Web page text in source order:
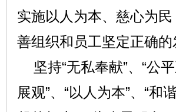
实施以人为本、慈心为
善组织和员工坚定正确的
坚持“无私奉献”、“公
展观”、“以人为本”、“